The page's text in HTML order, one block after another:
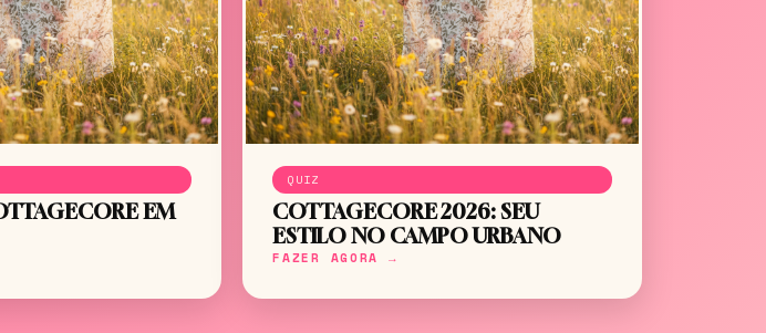
EM
QUIZ
COTTAGECORE 2026: SEU
ESTILO NO CAMPO URBANO
FAZER AGORA →